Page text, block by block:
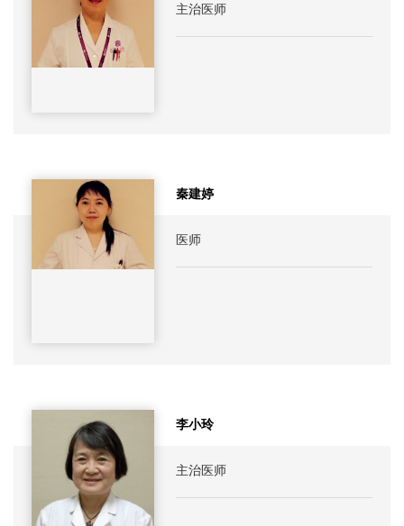
主治医师
秦建婷
医师
李小玲
主治医师